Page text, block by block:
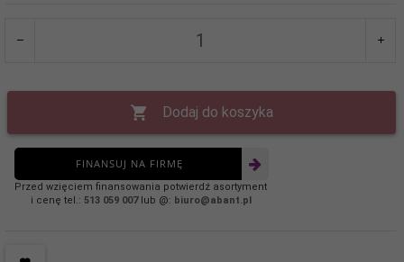
Dodaj do koszyka
FINANSUJ NA FIRMĘ
Przed wzięciem finansowania potwierdź asortyment
i cenę tel.: 513 059 007lub @: biuro@abant.pl